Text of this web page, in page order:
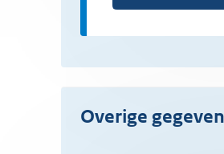
Overige